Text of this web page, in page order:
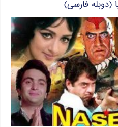
(دوبله فارسی)